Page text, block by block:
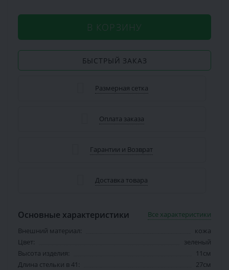
В КОРЗИНУ
БЫСТРЫЙ ЗАКАЗ
Размерная сетка
Оплата заказа
Гарантии и Возврат
Доставка товара
Основные характеристики
Все характеристики
Внешний материал:
кожа
Цвет:
зеленый
Высота изделия:
11см
Длина стельки в 41:
27см